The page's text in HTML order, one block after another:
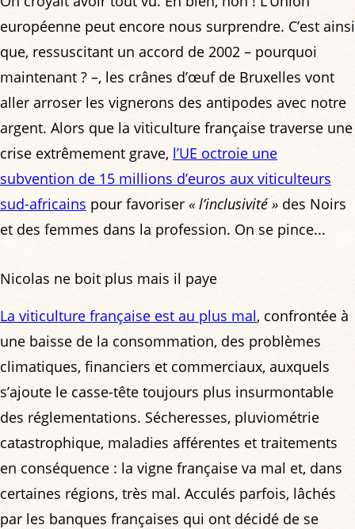
européenne peut encore nous surprendre. C’est ainsi
que, ressuscitant un accord de 2002 – pourquoi
maintenant ? –, les crânes d’œuf de Bruxelles vont
aller arroser les vignerons des antipodes avec notre
argent. Alors que la viticulture française traverse une
crise extrêmement grave, l’UE octroie une
subvention de 15 millions d’euros aux viticulteurs
sud-africains pour favoriser « l’inclusivité » des Noirs
et des femmes dans la profession. On se pince...
Nicolas ne boit plus mais il paye
La viticulture française est au plus mal, confrontée à
une baisse de la consommation, des problèmes
climatiques, financiers et commerciaux, auxquels
s’ajoute le casse-tête toujours plus insurmontable
des réglementations. Sécheresses, pluviométrie
catastrophique, maladies afférentes et traitements
en conséquence : la vigne française va mal et, dans
certaines régions, très mal. Acculés parfois, lâchés
par les banques françaises qui ont décidé de se